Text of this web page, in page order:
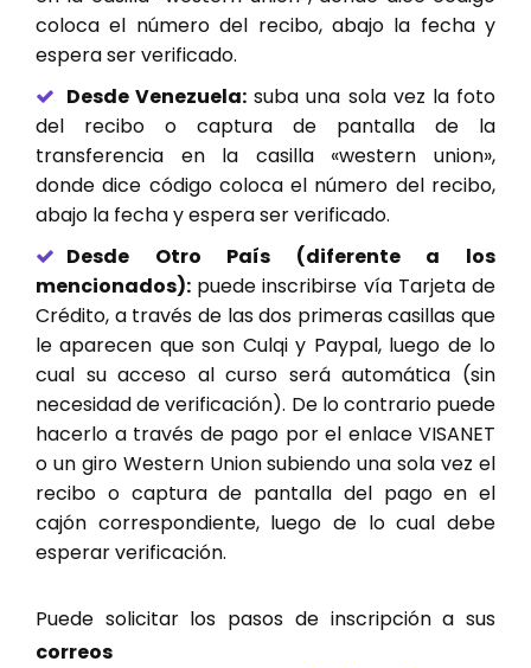
coloca el número del recibo, abajo la fecha y
espera ser verificado.
Desde Venezuela: suba una sola vez la foto
del recibo o captura de pantalla de la
transferencia en la casilla «western union»,
donde dice código coloca el número del recibo,
abajo la fecha y espera ser verificado.
Desde Otro País (diferente a los
mencionados): puede inscribirse vía Tarjeta de
Crédito, a través de las dos primeras casillas que
le aparecen que son Culqi y Paypal, luego de lo
cual su acceso al curso será automática (sin
necesidad de verificación). De lo contrario puede
hacerlo a través de pago por el enlace VISANET
o un giro Western Union subiendo una sola vez el
recibo o captura de pantalla del pago en el
cajón correspondiente, luego de lo cual debe
esperar verificación.
Puede solicitar los pasos de inscripción a sus
correos